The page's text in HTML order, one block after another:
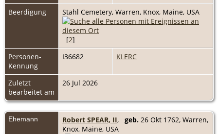
Beerdigung
Stahl Cemetery, Warren, Knox, Maine, USA
[2]
Personen-
Kennung
I36682 KLERC
Zuletzt
bearbeitet am
26 Jul 2026
Ehemann Robert SPEAR, II, geb. 26 Okt 1762, Warren,
Knox, Maine, USA